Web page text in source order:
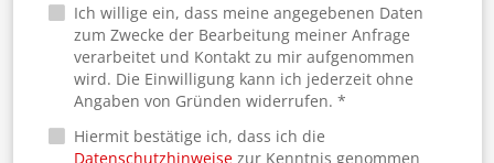
Ich willige ein, dass meine angegebenen Daten
zum Zwecke der Bearbeitung meiner Anfrage
verarbeitet und Kontakt zu mir aufgenommen
wird. Die Einwilligung kann ich jederzeit ohne
Angaben von Gründen widerrufen. *
Hiermit bestätige ich, dass ich die
Datenschutzhinweisezur Kenntnis genommen